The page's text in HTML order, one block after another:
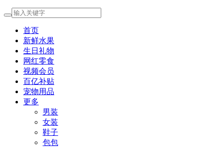
首页
新鲜水果
生日礼物
网红零食
视频会员
百亿补贴
宠物用品
更多
男装
女装
鞋子
包包